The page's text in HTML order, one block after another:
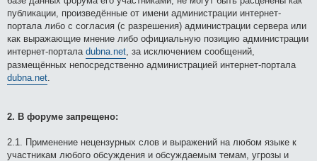
публикации, произведённые от имени администрации интернет-
портала либо с согласия (с разрешения) администрации сервера или
как выражающие мнение либо официальную позицию администрации
интернет-портала dubna.net , за исключением сообщений,
размещённых непосредственно администрацией интернет-портала
dubna.net
2. В форуме запрещено:
2.1. Применение нецензурных слов и выражений на любом языке к
участникам любого обсуждения и обсуждаемым темам, угрозы и